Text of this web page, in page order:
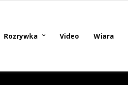
Rozrywka Video Wiara